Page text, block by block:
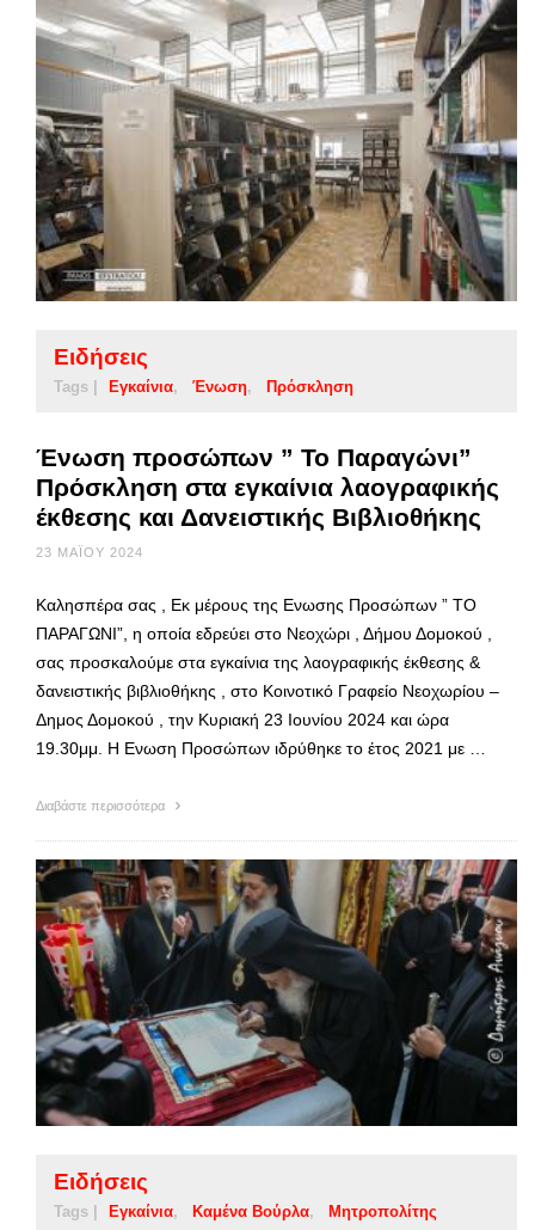
Ειδήσεις
Tags | Εγκαίνια Ένωση Πρόσκληση
Ένωση προσώπων ” Το Παραγώνι”
Πρόσκληση στα εγκαίνια λαογραφικής
έκθεσης και Δανειστικής Βιβλιοθήκης
23 ΜΑΪ́ΟΥ 2024
Καλησπέρα σας , Εκ μέρους της Ενωσης Προσώπων ” ΤΟ
ΠΑΡΑΓΩΝΙ”, η οποία εδρεύει στο Νεοχώρι , Δήμου Δομοκού ,
σας προσκαλούμε στα εγκαίνια της λαογραφικής έκθεσης &
δανειστικής βιβλιοθήκης , στο Κοινοτικό Γραφείο Νεοχωρίου –
Δημος Δομοκού , την Κυριακή 23 Ιουνίου 2024 και ώρα
19.30μμ. Η Ενωση Προσώπων ιδρύθηκε το έτος 2021 με …
Διαβάστε περισσότερα
Ειδήσεις
Tags | Εγκαίνια Καμένα Βούρλα Μητροπολίτης